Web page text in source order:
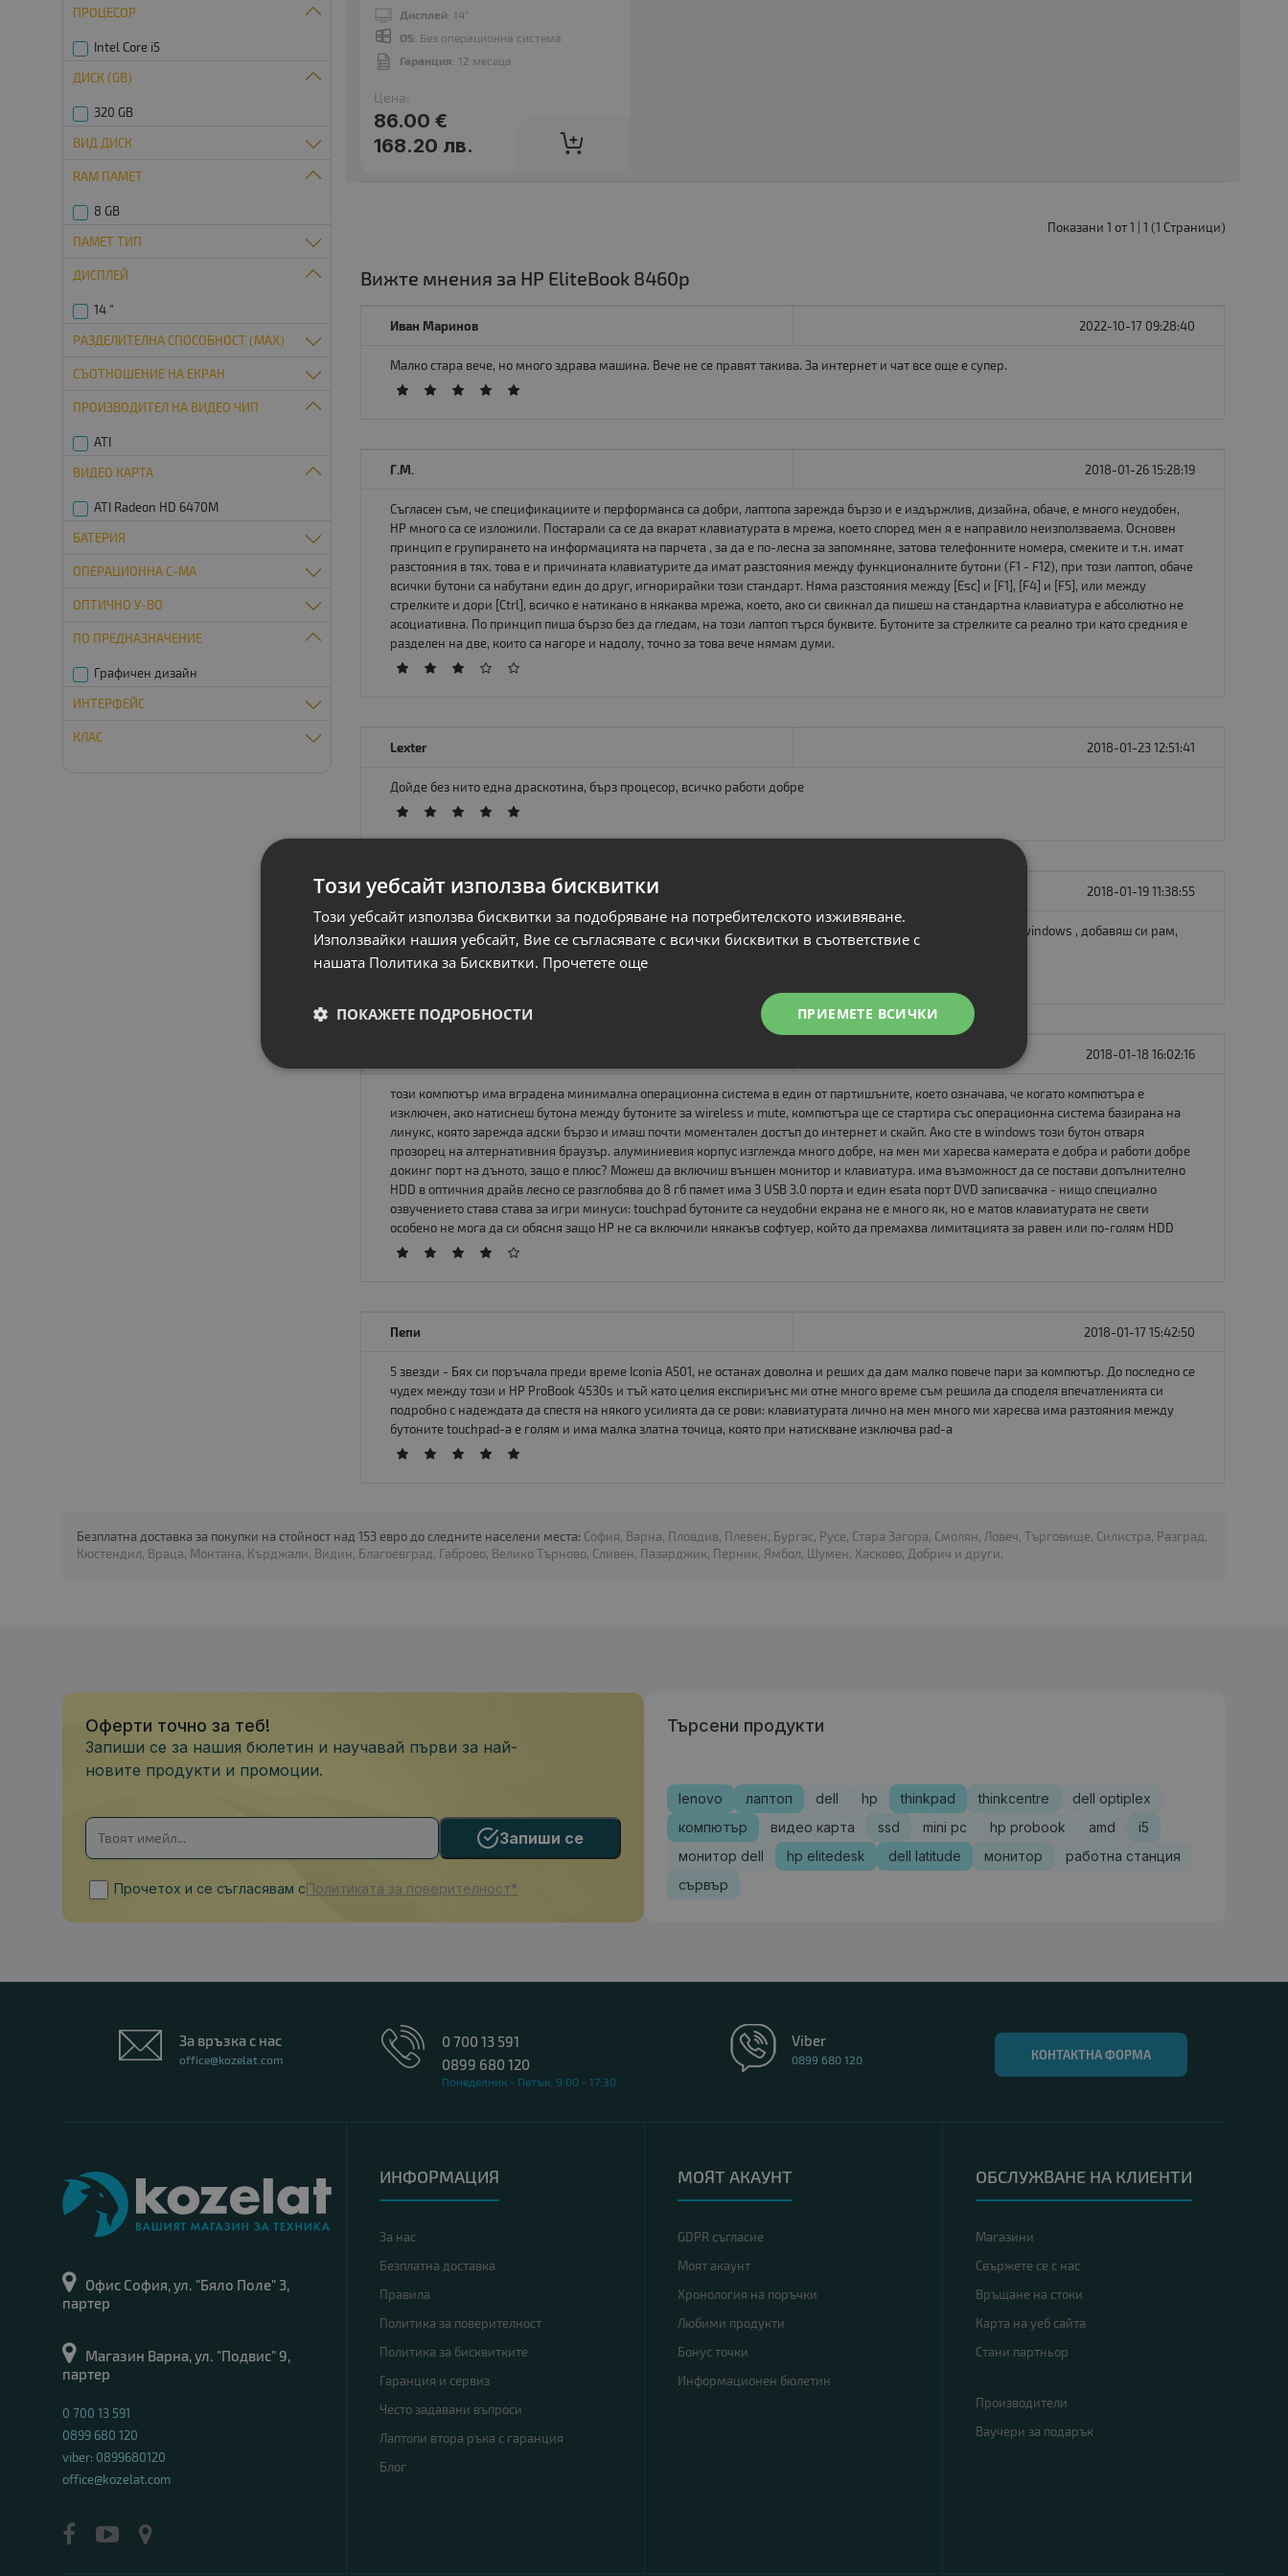
ПРОЦЕСОР
Intel Core i5
ДИСК (GB)
320 GB
ВИД ДИСК
SATA
RAM ПАМЕТ
8 GB
ПАМЕТ ТИП
So-Dimm DDR3
ДИСПЛЕЙ
14 "
РАЗДЕЛИТЕЛНА СПОСОБНОСТ (MAX)
1600x900
СЪОТНОШЕНИЕ НА ЕКРАН
16:9
ПРОИЗВОДИТЕЛ НА ВИДЕО ЧИП
ATI
ВИДЕО КАРТА
ATI Radeon HD 6470M
БАТЕРИЯ
Без батерия
ОПЕРАЦИОННА С-МА
Без операционна система
ОПТИЧНО У-ВО
Slim DVD-RW
ПO ПРЕДНАЗНАЧЕНИE
Графичен дизайн
ИНТЕРФЕЙС
DisplayPort
КЛАС
Дисплей: 14"
OS: Без операционна система
Гаранция: 12 месеца
Цена:
86.00 €
168.20 лв.
Показани 1 от 1 | 1 (1 Страници)
Вижте мнения за HP EliteBook 8460p
Иван Маринов 2022-10-17 09:28:40
Малко стара вече, но много здрава машина. Вече не се правят такива. За интернет и чат все още е супер.
Г.М. 2018-01-26 15:28:19
Съгласен съм, че спецификациите и перформанса са добри, лаптопа зарежда бързо и е издържлив, дизайна, обаче, е много неудобен,
НР много са се изложили. Постарали са се да вкарат клавиатурата в мрежа, което според мен я е направило неизползваема. Основен
принцип е групирането на информацията на парчета , за да е по-лесна за запомняне, затова телефонните номера, смеките и т.н. имат
разстояния в тях. това е и причината клавиатурите да имат разстояния между функционалните бутони (F1 - F12), при този лаптоп, обаче
всички бутони са набутани един до друг, игнорирайки този стандарт. Няма разстояния между [Esc] и [F1], [F4] и [F5], или между
стрелките и дори [Ctrl], всичко е натикано в някаква мрежа, което, ако си свикнал да пишеш на стандартна клавиатура е абсолютно не
асоциативна. По принцип пиша бързо без да гледам, на този лаптоп търся буквите. Бутоните за стрелките са реално три като средния е
разделен на две, които са нагоре и надолу, точно за това вече нямам думи.
Lexter 2018-01-23 12:51:41
Дойде без нито една драскотина, бърз процесор, всичко работи добре
Jl_master 2018-01-19 11:38:55
Готиното е, че е направен по военни стандарти, обаче е стара машина на няколко години. Иначе слагаш си windows , добавяш си рам,
оправяш си драйверите и имаш доста готин лаптоп за около 400 лв.
2018-01-18 16:02:16
този компютър има вградена минимална операционна система в един от партишъните, което означава, че когато компютъра е
изключен, ако натиснеш бутона между бутоните за wireless и mute, компютъра ще се стартира със операционна система базирана на
линукс, която зарежда адски бързо и имаш почти моментален достъп до интернет и скайп. Ако сте в windows този бутон отваря
прозорец на алтернативния браузър. алуминиевия корпус изглежда много добре, на мен ми харесва камерата е добра и работи добре
докинг порт на дъното, защо е плюс? Можеш да включиш външен монитор и клавиатура. има възможност да се постави допълнително
HDD в оптичния драйв лесно се разглобява до 8 гб памет има 3 USB 3.0 порта и един esata порт DVD записвачка - нищо специално
озвучението става става за игри минуси: touchpad бутоните са неудобни екрана не е много як, но е матов клавиатурата не свети
особено не мога да си обясня защо НР не са включили някакъв софтуер, който да премахва лимитацията за равен или по-голям HDD
Пепи 2018-01-17 15:42:50
5 звезди - Бях си поръчала преди време Iconia A501, не останах доволна и реших да дам малко повече пари за компютър. До последно се
чудех между този и HP ProBook 4530s и тъй като целия експириънс ми отне много време съм решила да споделя впечатленията си
подробно с надеждата да спестя на някого усилията да се рови: клавиатурата лично на мен много ми харесва има разтояния между
бутоните touchpad-а е голям и има малка златна точица, която при натискване изключва pad-а
Безплатна доставка за покупки на стойност над 153 евро до следните населени места: София, Варна, Пловдив, Плевен, Бургас, Русе, Стара Загора, Смолян, Ловеч, Търговище, Силистра, Разград,
Кюстендил, Враца, Монтана, Кърджали, Видин, Благоевград, Габрово, Велико Търново, Сливен, Пазарджик, Перник, Ямбол, Шумен, Хасково, Добрич и други.
Оферти точно за теб!
Запиши се за нашия бюлетин и научавай първи за най-
новите продукти и промоции.
Запиши се
Прочетох и се съгласявам сПолитиката за поверителност*
Търсени продукти
lenovo лаптоп dell hp thinkpad thinkcentre
dell optiplex
компютър
видео карта ssd mini pc hp probook amd
i5
монитор dell
hp elitedesk dell latitude монитор
работна станция
сървър
За връзка с нас
office@kozelat.com
0 700 13 591
0899 680 120
Понеделник - Петък: 9:00 - 17:30
Viber
0899 680 120 КОНТАКТНА ФОРМА
Офис София, ул. "Бяло Поле" 3,
партер
Магазин Варна, ул. "Подвис" 9,
партер
0 700 13 591
0899 680 120
viber: 0899680120
office@kozelat.com
ИНФОРМАЦИЯ
За нас
Безплатна доставка
Правила
Политика за поверителност
Политика за бисквитките
Гаранция и сервиз
Често задавани въпроси
Лаптопи втора ръка с гаранция
Блог
МОЯТ АКАУНТ
GDPR съгласие
Моят акаунт
Хронология на поръчки
Любими продукти
Бонус точки
Информационен бюлетин
ОБСЛУЖВАНЕ НА КЛИЕНТИ
Магазини
Свържете се с нас
Връщане на стоки
Карта на уеб сайта
Стани партньор
Производители
Ваучери за подарък
Този уебсайт използва бисквитки
Този уебсайт използва бисквитки за подобряване на потребителското изживяване.
Използвайки нашия уебсайт, Вие се съгласявате с всички бисквитки в съответствие с
нашата Политика за Бисквитки. Прочетете още
ПРИЕМЕТЕ ВСИЧКИ
ПОКАЖЕТЕ ПОДРОБНОСТИ